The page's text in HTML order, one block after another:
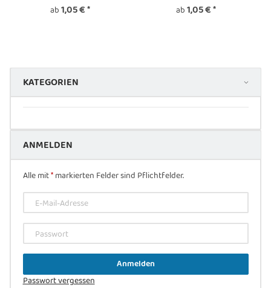
ab1,05 €*
ab1,05 €*
KATEGORIEN
ANMELDEN
Alle mit*markierten Felder sind Pflichtfelder.
E-Mail-Adresse
Passwort
Anmelden
Passwort vergessen